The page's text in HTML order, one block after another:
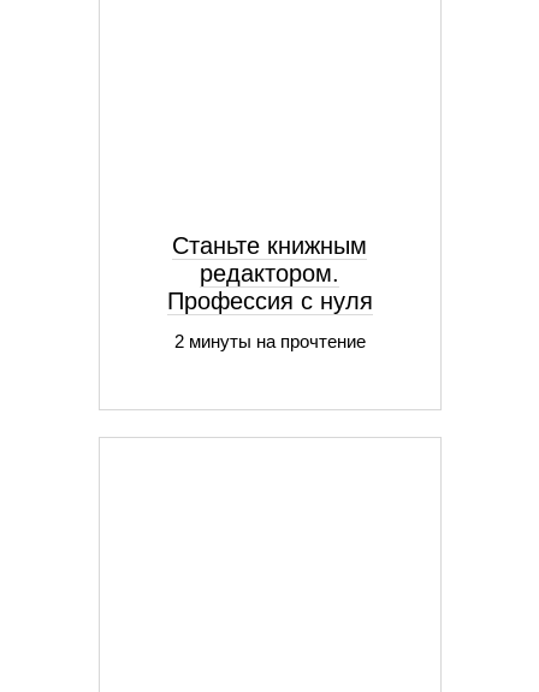
Станьте книжным
редактором.
Профессия с нуля
2 минуты на прочтение